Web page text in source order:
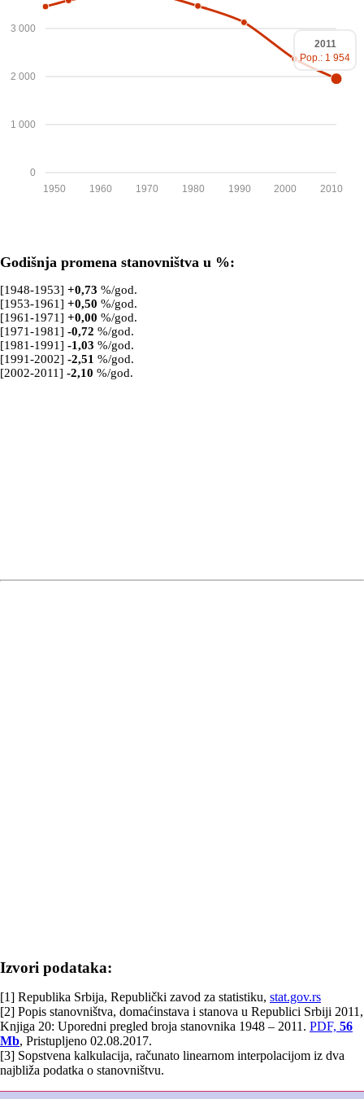
0
1 000
2 000
3 000
2010
2000
1990
1980
1970
1960
1950
2011
Pop.: 1 954
Godišnja promena stanovništva u %:
[1948-1953] +0,73 %/god.
[1953-1961] +0,50 %/god.
[1961-1971] +0,00 %/god.
[1971-1981] -0,72 %/god.
[1981-1991] -1,03 %/god.
[1991-2002] -2,51 %/god.
[2002-2011] -2,10 %/god.
Izvori podataka:
[1] Republika Srbija, Republički zavod za statistiku, stat.gov.rs
[2] Popis stanovništva, domaćinstava i stanova u Republici Srbiji 2011,
Knjiga 20: Uporedni pregled broja stanovnika 1948 – 2011. PDF, 56
Mb, Pristupljeno 02.08.2017.
[3] Sopstvena kalkulacija, računato linearnom interpolacijom iz dva
najbliža podatka o stanovništvu.